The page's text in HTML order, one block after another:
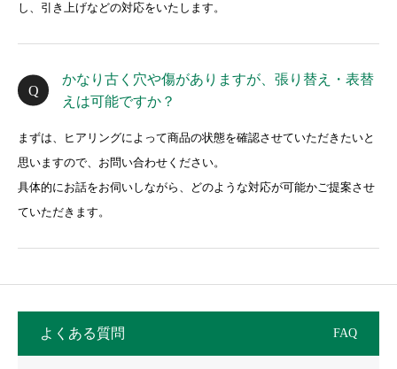
し、引き上げなどの対応をいたします。
かなり古く穴や傷がありますが、張り替え・表替
えは可能ですか？
まずは、ヒアリングによって商品の状態を確認させていただきたいと
思いますので、お問い合わせください。
具体的にお話をお伺いしながら、どのような対応が可能かご提案させ
ていただきます。
よくある質問 FAQ